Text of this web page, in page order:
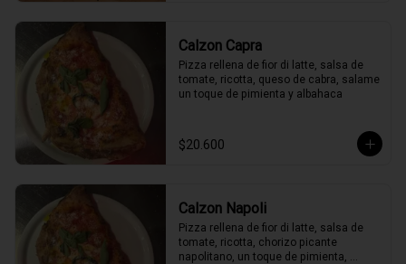
Calzon Capra
Pizza rellena de fior di latte, salsa de
tomate, ricotta, queso de cabra, salame
un toque de pimienta y albahaca
$20.600
Calzon Napoli
Pizza rellena de fior di latte, salsa de
tomate, ricotta, chorizo picante
napolitano, un toque de pimienta,